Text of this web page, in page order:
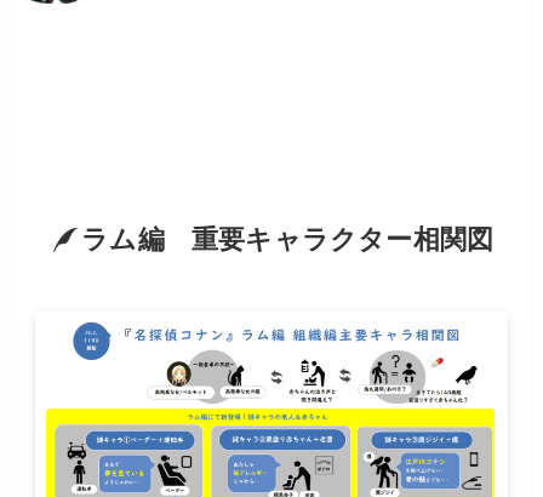
ラム編 重要キャラクター相関図